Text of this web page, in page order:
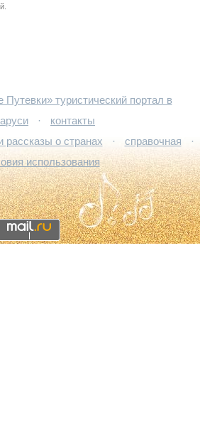
Путевки» туристический портал в
·
контакты
рассказы о странах · справочная
·
использования